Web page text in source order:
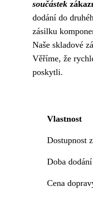
součástek
dodání do
zásilku
Naše skladové
Věříme, že
poskytli.
Vlastnost
Dostupnost
Doba dodání
Cena